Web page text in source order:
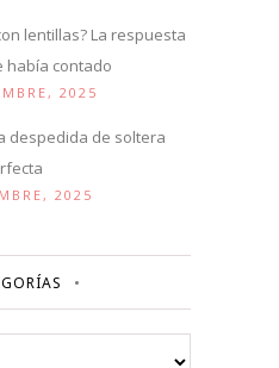
lentillas? La respuesta
había contado
2025
despedida de soltera
2025